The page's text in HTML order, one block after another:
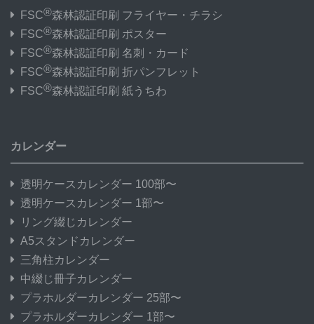
FSC®森林認証印刷 フライヤー・チラシ
FSC®森林認証印刷 ポスター
FSC®森林認証印刷 名刺・カード
FSC®森林認証印刷 折パンフレット
FSC®森林認証印刷 紙うちわ
カレンダー
透明ケースカレンダー 100部〜
透明ケースカレンダー 1部〜
リング綴じカレンダー
A5スタンドカレンダー
三角柱カレンダー
中綴じ冊子カレンダー
プラホルダーカレンダー 25部〜
プラホルダーカレンダー 1部〜